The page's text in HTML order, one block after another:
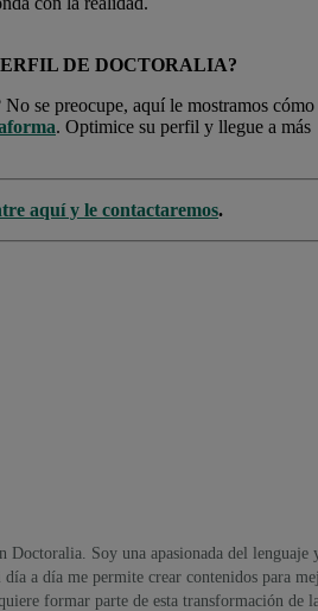
DE DOCTORALIA?
se preocupe, aquí le mostramos cómo
. Optimice su perfil y llegue a más
aquí y le contactaremos.
Soy una apasionada del lenguaje
a día me permite crear contenidos para
formar parte de esta transformación de la